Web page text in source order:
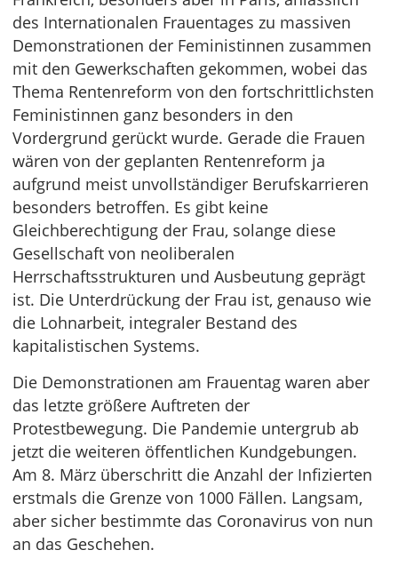
des Internationalen Frauentages zu massiven
Demonstrationen der Feministinnen zusammen
mit den Gewerkschaften gekommen, wobei das
Thema Rentenreform von den fortschrittlichsten
Feministinnen ganz besonders in den
Vordergrund gerückt wurde. Gerade die Frauen
wären von der geplanten Rentenreform ja
aufgrund meist unvollständiger Berufskarrieren
besonders betroffen. Es gibt keine
Gleichberechtigung der Frau, solange diese
Gesellschaft von neoliberalen
Herrschaftsstrukturen und Ausbeutung geprägt
ist. Die Unterdrückung der Frau ist, genauso wie
die Lohnarbeit, integraler Bestand des
kapitalistischen Systems.
Die Demonstrationen am Frauentag waren aber
das letzte größere Auftreten der
Protestbewegung. Die Pandemie untergrub ab
jetzt die weiteren öffentlichen Kundgebungen.
Am 8. März überschritt die Anzahl der Infizierten
erstmals die Grenze von 1000 Fällen. Langsam,
aber sicher bestimmte das Coronavirus von nun
an das Geschehen.